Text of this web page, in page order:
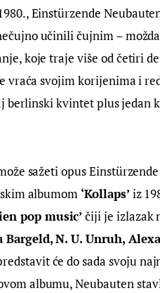
Einstürzende
učinili čujnim –
koje traje više od četiri
vraća svojim korijenima i
berlinski kvintet plus jedan
sažeti opus
albumom ‘Kollaps’ iz
pop music’ čiji je izlazak
Bargeld, N. U. Unruh,
će do sada svoju
albumu, Neubauten